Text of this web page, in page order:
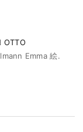
OTTO
Emma 絵.